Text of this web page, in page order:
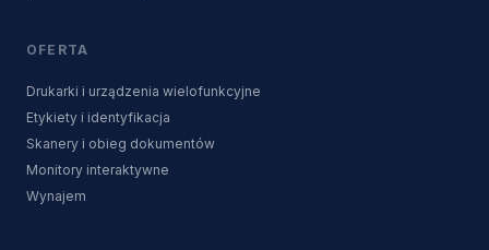
OFERTA
Drukarki i urządzenia wielofunkcyjne
Etykiety i identyfikacja
Skanery i obieg dokumentów
Monitory interaktywne
Wynajem